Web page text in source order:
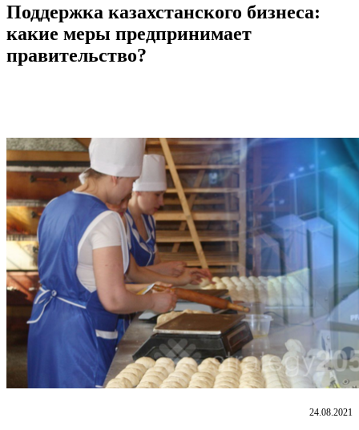
Поддержка казахстанского бизнеса:
какие меры предпринимает
правительство?
24.08.2021